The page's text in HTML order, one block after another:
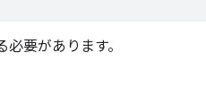
要があります。